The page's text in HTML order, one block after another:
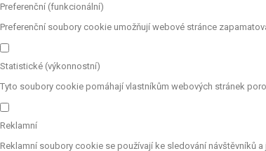
Preferenční (funkcionální)
Preferenční soubory cookie umožňují webové stránce
Statistické (výkonnostní)
Tyto soubory cookie pomáhají vlastníkům webových stránek
Reklamní
Reklamní soubory cookie se používají ke sledování návštěvníků